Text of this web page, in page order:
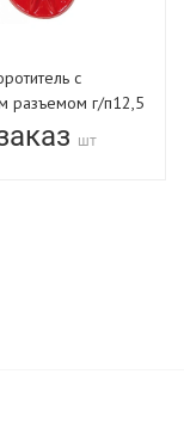
с
разъемом г/п12,5
FORCE LIFTING
шт